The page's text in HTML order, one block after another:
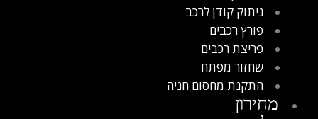
ניתוק קודן לרכב
פורץ רכבים
פריצת רכבים
שחזור מפתח
התקנת מחסום חניה
מחירון